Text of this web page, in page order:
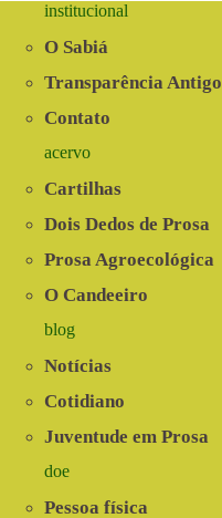
institucional
O Sabiá
Transparência Antigo
Contato
acervo
Cartilhas
Dois Dedos de Prosa
Prosa Agroecológica
O Candeeiro
blog
Notícias
Cotidiano
Juventude em Prosa
doe
Pessoa física